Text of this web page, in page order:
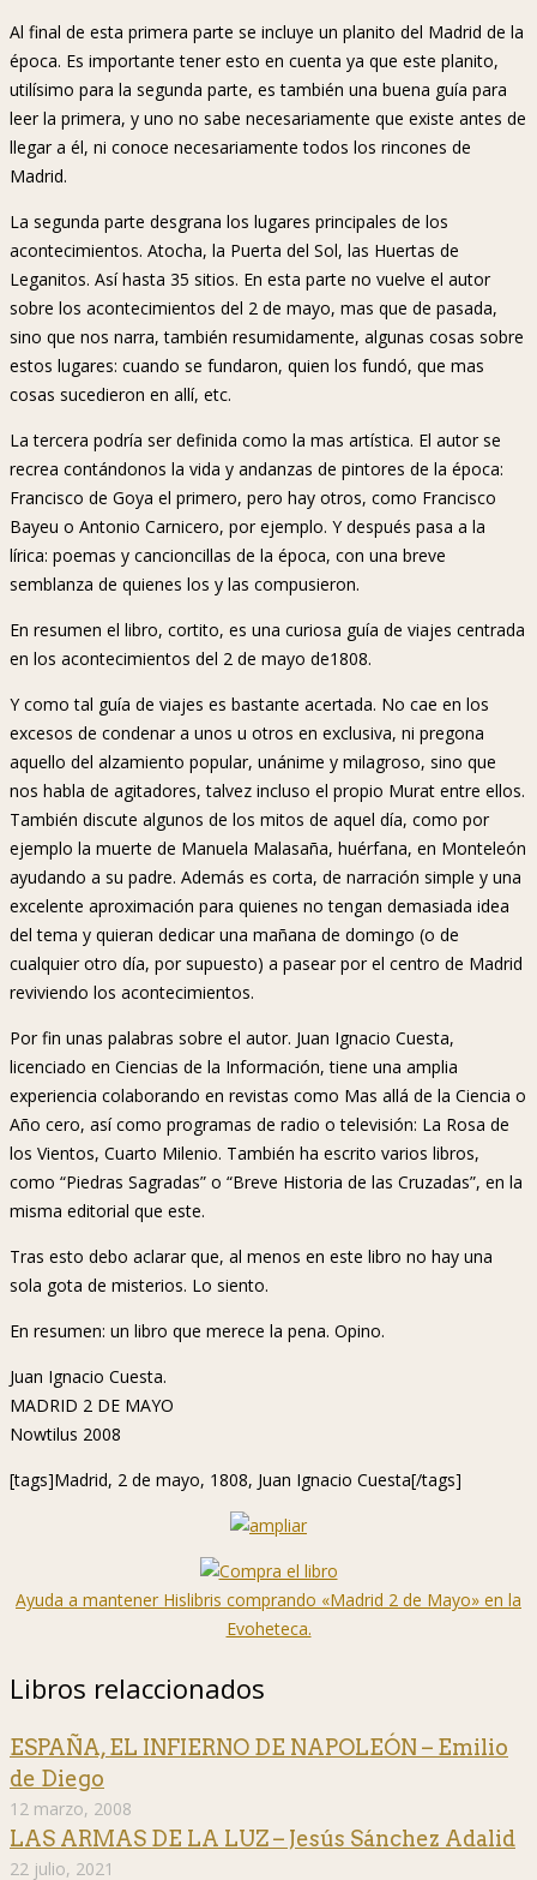
Al final de esta primera parte se incluye un planito del Madrid de la
época. Es importante tener esto en cuenta ya que este planito,
utilísimo para la segunda parte, es también una buena guía para
leer la primera, y uno no sabe necesariamente que existe antes de
llegar a él, ni conoce necesariamente todos los rincones de
Madrid.
La segunda parte desgrana los lugares principales de los
acontecimientos. Atocha, la Puerta del Sol, las Huertas de
Leganitos. Así hasta 35 sitios. En esta parte no vuelve el autor
sobre los acontecimientos del 2 de mayo, mas que de pasada,
sino que nos narra, también resumidamente, algunas cosas sobre
estos lugares: cuando se fundaron, quien los fundó, que mas
cosas sucedieron en allí, etc.
La tercera podría ser definida como la mas artística. El autor se
recrea contándonos la vida y andanzas de pintores de la época:
Francisco de Goya el primero, pero hay otros, como Francisco
Bayeu o Antonio Carnicero, por ejemplo. Y después pasa a la
lírica: poemas y cancioncillas de la época, con una breve
semblanza de quienes los y las compusieron.
En resumen el libro, cortito, es una curiosa guía de viajes centrada
en los acontecimientos del 2 de mayo de1808.
Y como tal guía de viajes es bastante acertada. No cae en los
excesos de condenar a unos u otros en exclusiva, ni pregona
aquello del alzamiento popular, unánime y milagroso, sino que
nos habla de agitadores, talvez incluso el propio Murat entre ellos.
También discute algunos de los mitos de aquel día, como por
ejemplo la muerte de Manuela Malasaña, huérfana, en Monteleón
ayudando a su padre. Además es corta, de narración simple y una
excelente aproximación para quienes no tengan demasiada idea
del tema y quieran dedicar una mañana de domingo (o de
cualquier otro día, por supuesto) a pasear por el centro de Madrid
reviviendo los acontecimientos.
Por fin unas palabras sobre el autor. Juan Ignacio Cuesta,
licenciado en Ciencias de la Información, tiene una amplia
experiencia colaborando en revistas como Mas allá de la Ciencia o
Año cero, así como programas de radio o televisión: La Rosa de
los Vientos, Cuarto Milenio. También ha escrito varios libros,
como “Piedras Sagradas” o “Breve Historia de las Cruzadas”, en la
misma editorial que este.
Tras esto debo aclarar que, al menos en este libro no hay una
sola gota de misterios. Lo siento.
En resumen: un libro que merece la pena. Opino.
Juan Ignacio Cuesta.
MADRID 2 DE MAYO
Nowtilus 2008
[tags]Madrid, 2 de mayo, 1808, Juan Ignacio Cuesta[/tags]
Ayuda a mantener Hislibris comprando «Madrid 2 de Mayo» en la
Evoheteca.
Libros relaccionados
ESPAÑA, EL INFIERNO DE NAPOLEÓN – Emilio
de Diego
12 marzo, 2008
LAS ARMAS DE LA LUZ – Jesús Sánchez Adalid
22 julio, 2021